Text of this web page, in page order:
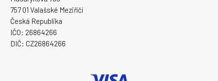
757 01 Valašské Meziříčí
Česká Republika
IČO: 26864266
DIČ: CZ26864266